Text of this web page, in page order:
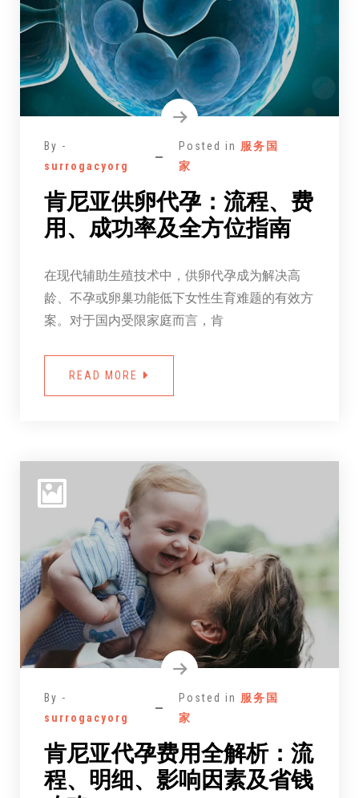
By -
surrogacyorg
Posted in 服务国
家
肯尼亚供卵代孕：流程、费
用、成功率及全方位指南
在现代辅助生殖技术中，供卵代孕成为解决高
龄、不孕或卵巢功能低下女性生育难题的有效方
案。对于国内受限家庭而言，肯
READ MORE
By -
surrogacyorg
Posted in 服务国
家
肯尼亚代孕费用全解析：流
程、明细、影响因素及省钱